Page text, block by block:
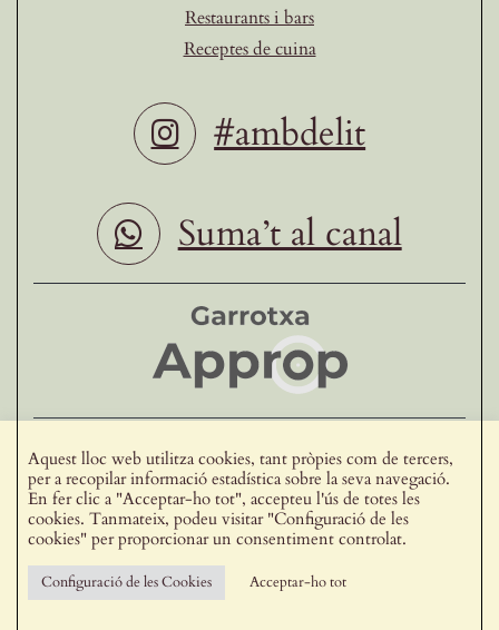
Restaurants i bars
Receptes de cuina
#ambdelit
Suma’t al canal
Ho fan possible
Vull formar part de delit
Aquest lloc web utilitza cookies, tant pròpies com de tercers,
per a recopilar informació estadística sobre la seva navegació.
En fer clic a "Acceptar-ho tot", accepteu l'ús de totes les
cookies. Tanmateix, podeu visitar "Configuració de les
cookies" per proporcionar un consentiment controlat.
Configuració de les Cookies Acceptar-ho tot